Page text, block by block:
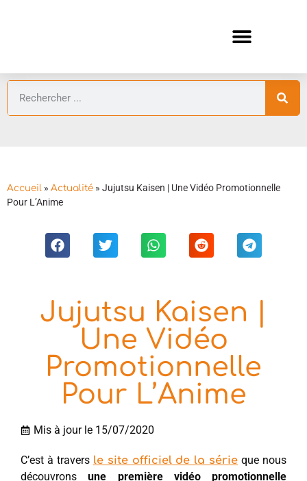
Accueil » Actualité » Jujutsu Kaisen | Une Vidéo Promotionnelle
Pour L’Anime
Jujutsu Kaisen |
Une Vidéo
Promotionnelle
Pour L’Anime
Mis à jour le 15/07/2020
C’est à travers le site officiel de la série que nous
découvronsune première vidéo promotionnelle